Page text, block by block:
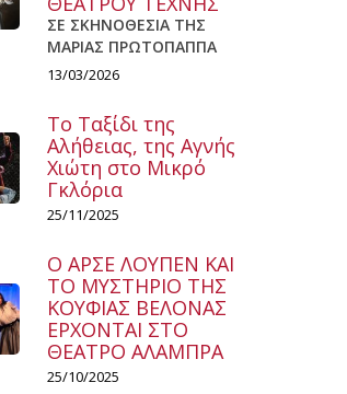
ΣΕ ΣΚΗΝΟΘΕΣΙΑ ΤΗΣ
ΜΑΡΙΑΣ ΠΡΩΤΟΠΑΠΠΑ
13/03/2026
Το Ταξίδι της
Αλήθειας, της Αγνής
Χιώτη στο Μικρό
Γκλόρια
25/11/2025
Ο ΑΡΣΕ ΛΟΥΠΕΝ ΚΑΙ
ΤΟ ΜΥΣΤΗΡΙΟ ΤΗΣ
ΚΟΥΦΙΑΣ ΒΕΛΟΝΑΣ
ΕΡΧΟΝΤΑΙ ΣΤΟ
ΘΕΑΤΡΟ ΑΛΑΜΠΡΑ
25/10/2025